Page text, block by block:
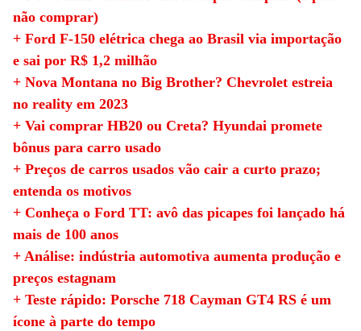
não comprar)
+ Ford F-150 elétrica chega ao Brasil via importação
e sai por R$ 1,2 milhão
+ Nova Montana no Big Brother? Chevrolet estreia
no reality em 2023
+ Vai comprar HB20 ou Creta? Hyundai promete
bônus para carro usado
+ Preços de carros usados vão cair a curto prazo;
entenda os motivos
+ Conheça o Ford TT: avô das picapes foi lançado há
mais de 100 anos
+ Análise: indústria automotiva aumenta produção e
preços estagnam
+ Teste rápido: Porsche 718 Cayman GT4 RS é um
ícone à parte do tempo